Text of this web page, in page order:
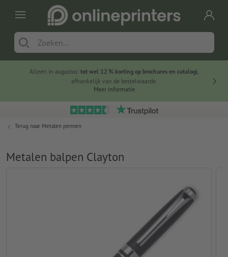
Alleen in augustus: tot wel 12 % korting op brochures en catalogi,
afhankelijk van de bestelwaarde.
Meer informatie
Terug naar Metalen pennen
Metalen balpen Clayton